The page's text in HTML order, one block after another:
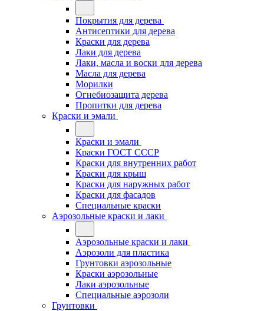
Покрытия для дерева
Антисептики для дерева
Краски для дерева
Лаки для дерева
Лаки, масла и воски для дерева
Масла для дерева
Морилки
Огнебиозащита дерева
Пропитки для дерева
Краски и эмали
Краски и эмали
Краски ГОСТ СССР
Краски для внутренних работ
Краски для крыш
Краски для наружных работ
Краски для фасадов
Специальные краски
Аэрозольные краски и лаки
Аэрозольные краски и лаки
Аэрозоли для пластика
Грунтовки аэрозольные
Краски аэрозольные
Лаки аэрозольные
Специальные аэрозоли
Грунтовки